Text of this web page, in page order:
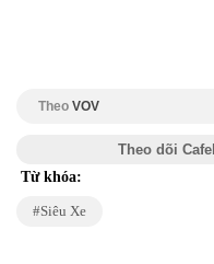
Theo VOV
Theo dõi
Từ khóa:
Siêu Xe